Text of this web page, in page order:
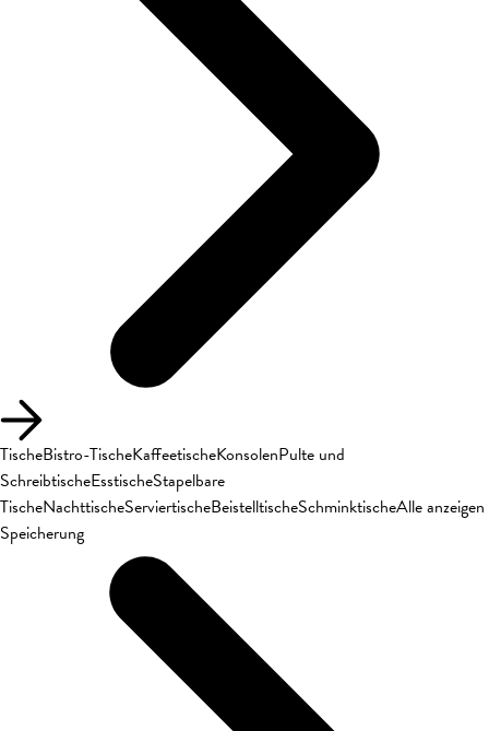
TischeBistro-TischeKaffeetischeKonsolenPulte und
SchreibtischeEsstischeStapelbare
TischeNachttischeServiertischeBeistelltischeSchminktischeAlle anzeigen
Speicherung